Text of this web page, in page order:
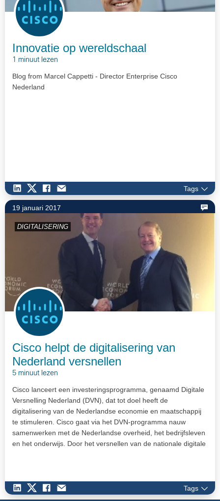
Innovatie op wereldschaal
1 minuut lezen
Blog from Marcel Cappetti - Director Enterprise Cisco
Nederland
Tags
19 januari 2017
DIGITALISERING
Cisco helpt de digitalisering van
Nederland versnellen
5 minuut lezen
Cisco lanceert een investeringsprogramma, genaamd Digitale
Versnelling Nederland (DVN), dat tot doel heeft de
digitalisering van de Nederlandse economie en maatschappij
te stimuleren. Cisco gaat via het DVN-programma nauw
samenwerken met de Nederlandse overheid, het bedrijfsleven
en het onderwijs. Door het versnellen van de nationale digitale
private sectoren geboden. De looptijd van het programma is
Tags